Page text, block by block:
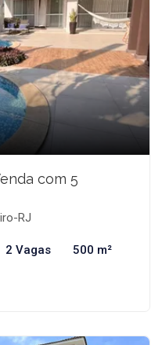
com 5
RJ
2 Vagas 500 m²